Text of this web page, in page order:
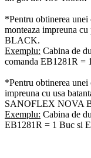
*Pentru obtinerea unei
monteaza impreuna
BLACK.
Exemplu: Cabina de
comanda EB1281R =
*Pentru obtinerea unei
impreuna cu usa
SANOFLEX NOVA
Exemplu: Cabina de
EB1281R = 1 Buc si